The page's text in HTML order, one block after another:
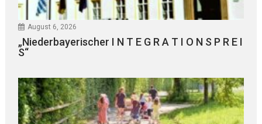
August 6, 2026
„Niederbayerischer I N T E G R A T I O N S P R E I
S“